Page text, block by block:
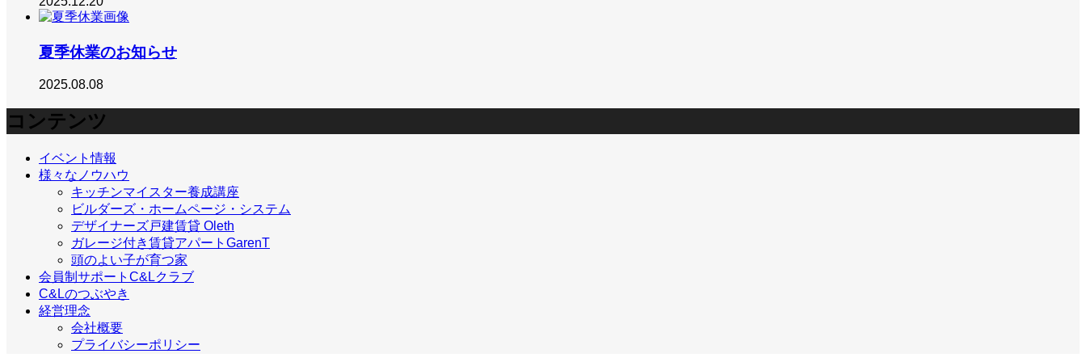
夏季休業のお知らせ
2025.08.08
コンテンツ
イベント情報
様々なノウハウ
キッチンマイスター養成講座
ビルダーズ・ホームページ・システム
デザイナーズ戸建賃貸 Oleth
ガレージ付き賃貸アパートGarenT
頭のよい子が育つ家
会員制サポートC&Lクラブ
C&Lのつぶやき
経営理念
会社概要
プライバシーポリシー